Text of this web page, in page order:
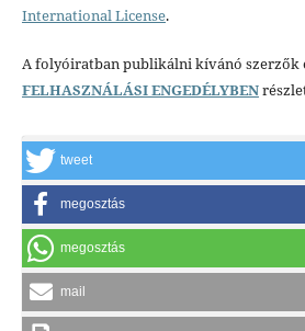
International License.
A folyóiratban publikálni kívánó szerzők
FELHASZNÁLÁSI ENGEDÉLYBEN
tweet
megosztás
megosztás
mail